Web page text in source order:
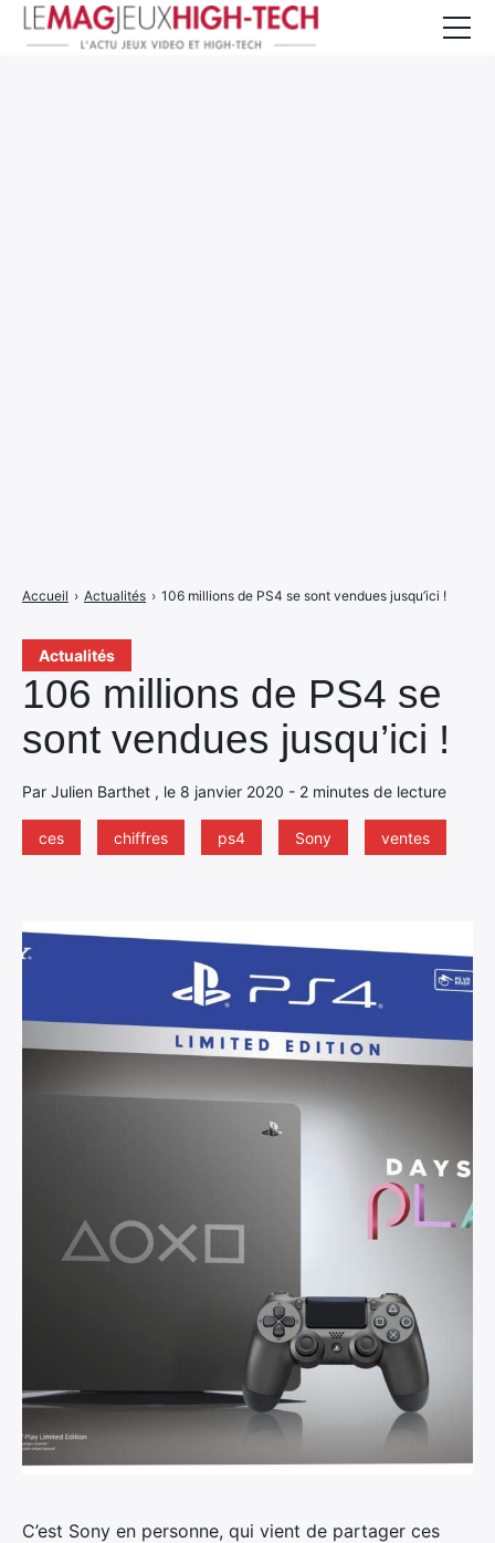
Actualités
106 millions de PS4 se
sont vendues jusqu’ici !
Par Julien Barthet , le 8 janvier 2020 - 2 minutes de lecture
ces chiffres ps4 Sony ventes
Accueil › Actualités › 106 millions de PS4 se sont vendues jusqu’ici !
C’est Sony en personne, qui vient de partager ces